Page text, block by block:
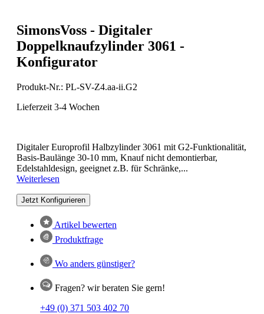
SimonsVoss - Digitaler
Doppelknaufzylinder 3061 -
Konfigurator
Produkt-Nr.: PL-SV-Z4.aa-ii.G2
Lieferzeit 3-4 Wochen
Digitaler Europrofil Halbzylinder 3061 mit G2-Funktionalität,
Basis-Baulänge 30-10 mm, Knauf nicht demontierbar,
Edelstahldesign, geeignet z.B. für Schränke,...
Weiterlesen
Jetzt Konfigurieren
Artikel bewerten
Produktfrage
Wo anders günstiger?
Fragen? wir beraten Sie gern!
+49 (0) 371 503 402 70